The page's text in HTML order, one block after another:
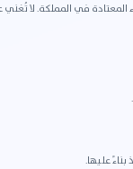
في المملكة. لا
عليها.